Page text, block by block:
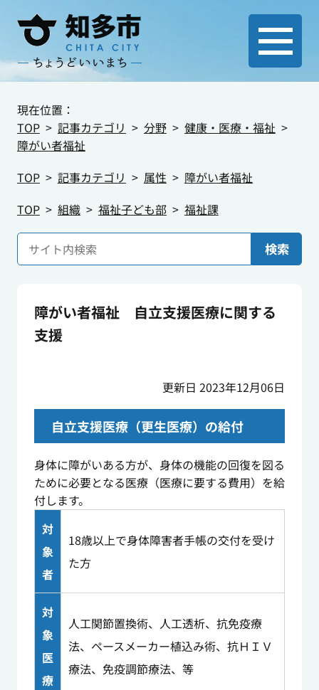
現在位置：
TOP
記事カテゴリ 分野
健康・医療・福祉
障がい者福祉
TOP
記事カテゴリ 属性
障がい者福祉
TOP
組織 福祉子ども部 福祉課
検索
障がい者福祉 自立支援医療に関する
支援
更新日 2023年12月06日
自立支援医療（更生医療）の給付
身体に障がいある方が、身体の機能の回復を図る
ために必要となる医療（医療に要する費用）を給
付します。
対
象
者
18歳以上で身体障害者手帳の交付を受け
た方
対
象
医
療
人工関節置換術、人工透析、抗免疫療
法、ペースメーカー植込み術、抗ＨＩＶ
療法、免疫調節療法、等